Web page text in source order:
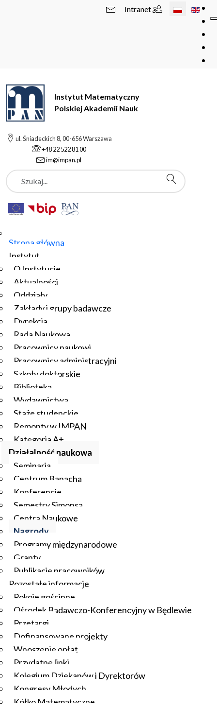
Wybierz swój
Intranet
Instytut Matematyczny
Polskiej Akademii Nauk
ul. Śniadeckich 8, 00-656 Warszawa
+48 22 522 81 00
im@impan.pl
Szukaj
Strona główna
Instytut
O Instytucie
Aktualności
Oddziały
Zakłady i grupy badawcze
Dyrekcja
Rada Naukowa
Pracownicy naukowi
Pracownicy administracyjni
Szkoły doktorskie
Biblioteka
Wydawnictwa
Staże studenckie
Remonty w IMPAN
Kategoria A+
Działalność naukowa
Seminaria
Centrum Banacha
Konferencje
Semestry Simonsa
Centra Naukowe
Nagrody
Programy międzynarodowe
Granty
Publikacje pracowników
Pozostałe informacje
Pokoje gościnne
Ośrodek Badawczo-Konferencyjny w Będlewie
Przetargi
Dofinansowane projekty
Wnoszenie opłat
Przydatne linki
Kolegium Dziekanów i Dyrektorów
Kongresy Młodych
Kółko Matematyczne